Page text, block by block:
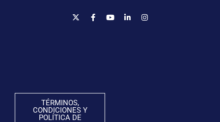
TÉRMINOS,
CONDICIONES Y
POLÍTICA DE